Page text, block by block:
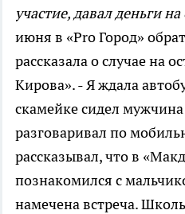
участие, давал деньги на
июня в «Pro Город»
рассказала о случае на
Кирова». - Я ждала
скамейке сидел
разговаривал по
рассказывал, что в
познакомился с
намечена встреча.